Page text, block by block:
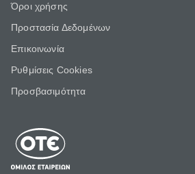
Όροι χρήσης
Προστασία Δεδομένων
Επικοινωνία
Ρυθμίσεις Cookies
Προσβασιμότητα